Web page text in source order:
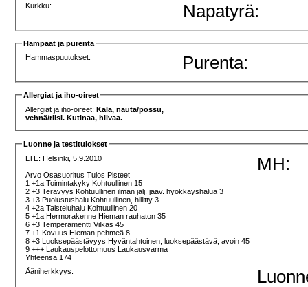
Kurkku: Napatyrä:
Hampaat ja purenta
Hammaspuutokset:
Purenta:
Allergiat ja iho-oireet
Allergiat ja iho-oireet:Kala, nauta/possu,
vehnä/riisi. Kutinaa, hiivaa.
Luonne ja testitulokset
LTE:Helsinki, 5.9.2010
Arvo Osasuoritus Tulos Pisteet
1 +1a Toimintakyky Kohtuullinen 15
2 +3 Terävyys Kohtuullinen ilman jälj. jääv. hyökkäyshalua 3
3 +3 Puolustushalu Kohtuullinen, hillitty 3
4 +2a Taisteluhalu Kohtuullinen 20
5 +1a Hermorakenne Hieman rauhaton 35
6 +3 Temperamentti Vilkas 45
7 +1 Kovuus Hieman pehmeä 8
8 +3 Luoksepäästävyys Hyväntahtoinen, luoksepäästävä, avoin 45
9 +++ Laukauspelottomuus Laukausvarma
Yhteensä 174
MH:
Ääniherkkyys: